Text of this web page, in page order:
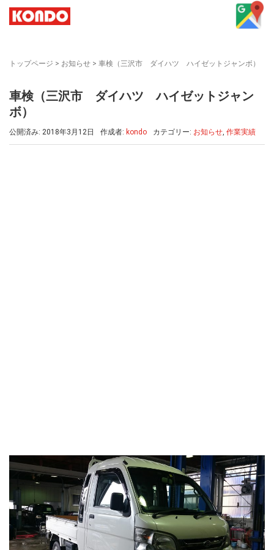
トップページ > お知らせ > 車検（三沢市 ダイハツ ハイゼットジャンボ）
車検（三沢市 ダイハツ ハイゼットジャン
ボ）
公開済み: 2018年3月12日 作成者: kondo カテゴリー: お知らせ, 作業実績